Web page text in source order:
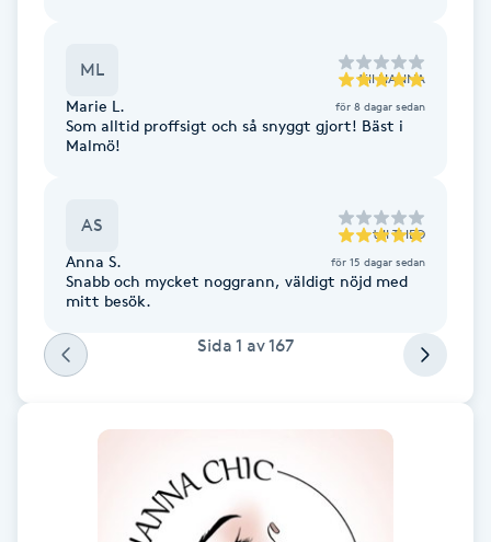
Gruppträning
Hatha Yoga
Healing
Herrklippning
ML till HANNA
Marie L. för 8 dagar sedan
Som alltid proffsigt och så snyggt gjort! Bäst i
Malmö!
AS till THEO
Anna S. för 15 dagar sedan
Snabb och mycket noggrann, väldigt nöjd med
mitt besök.
Sida 1 av167